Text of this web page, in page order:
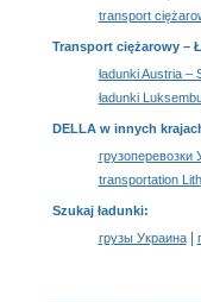
transport
Transport ciężarowy –
ładunki Austria –
ładunki
DELLA w innych
грузоперевозки
transportation
Szukaj ładunki:
грузы Украина|